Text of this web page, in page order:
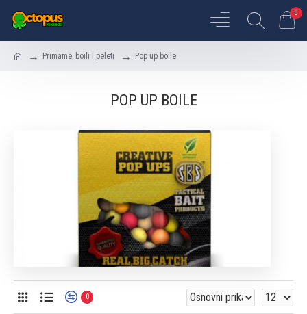
0
Primame, boili i peleti Pop up boile
POP UP BOILE
0